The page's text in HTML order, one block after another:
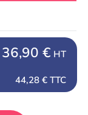
36,90 € HT
44,28 €TTC